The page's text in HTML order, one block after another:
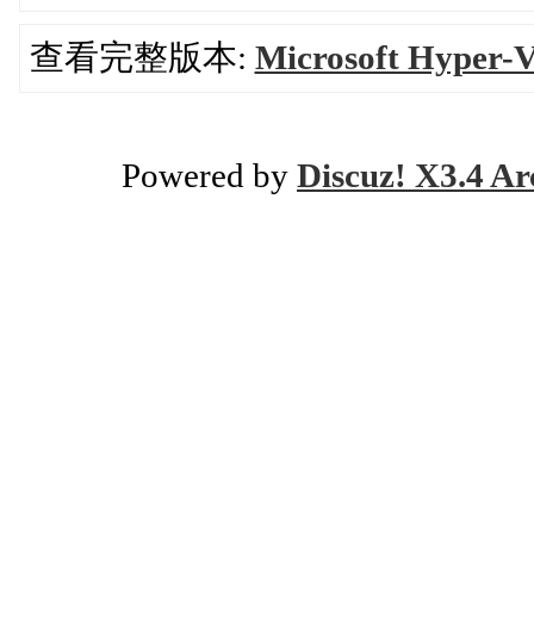
查看完整版本: Microsoft Hyper-
Powered by Discuz! X3.4